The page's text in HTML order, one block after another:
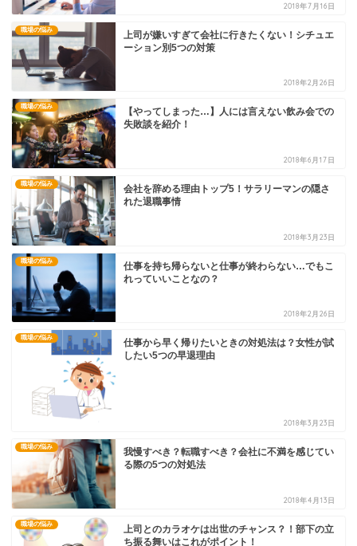
2018年7月16日
職場の悩み
上司が嫌いすぎて会社に行きたくない！シチュエ
ーション別5つの対策
2018年2月26日
職場の悩み
【やってしまった…】人には言えない飲み会での
失敗談を紹介！
2018年6月17日
職場の悩み
会社を辞める理由トップ5！サラリーマンの隠さ
れた退職事情
2018年3月23日
職場の悩み
仕事を持ち帰らないと仕事が終わらない…でもこ
れっていいことなの？
2018年2月26日
職場の悩み
仕事から早く帰りたいときの対処法は？女性が試
したい5つの早退理由
2018年3月23日
職場の悩み
我慢すべき？転職すべき？会社に不満を感じてい
る際の5つの対処法
2018年4月13日
職場の悩み
上司とのカラオケは出世のチャンス？！部下の立
ち振る舞いはこれがポイント！